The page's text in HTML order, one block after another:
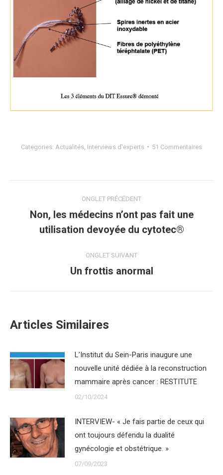
Categories: Actualités Interviews d'experts 51 Commentaires
commentaire
ONGLET PRÉCÉDENT
précédent
Non, les médecins n’ont pas fait une
utilisation devoyée du cytotec®
ONGLET SUIVANT
Onglet
Un frottis anormal
Articles Similaires
L’Institut du Sein-Paris inaugure une
nouvelle unité dédiée à la reconstruction
mammaire après cancer : RESTITUTE
02/10/2024
INTERVIEW- « Je fais partie de ceux qui
ont toujours défendu la dualité
gynécologie et obstétrique. »
07/09/2023